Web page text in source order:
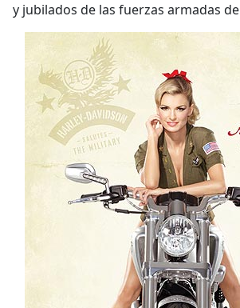
y jubilados de las fuerzas armadas de